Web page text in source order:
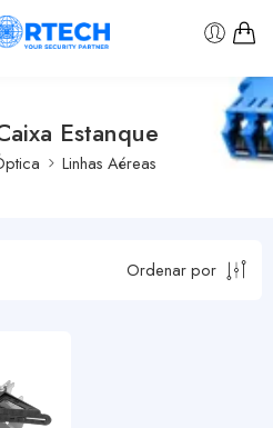
Estanque
Linhas Aéreas
Ordenar por